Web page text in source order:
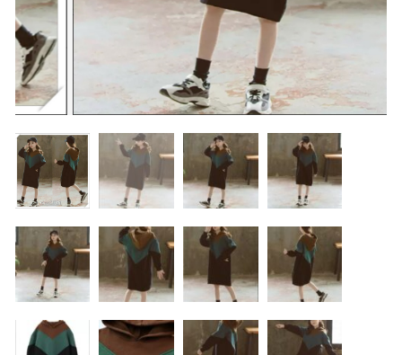
カートを確認する
90cm 100cm
110cm 120cm
100cm
110cm
120cm
130cm
140cm
150cm,160cm
family
価格帯
～
その他
在庫あり セール
並び順